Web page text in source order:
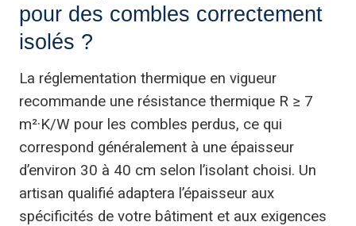
pour des combles correctement
isolés ?
La réglementation thermique en vigueur
recommande une résistance thermique R ≥ 7
m²·K/W pour les combles perdus, ce qui
correspond généralement à une épaisseur
d’environ 30 à 40 cm selon l’isolant choisi. Un
artisan qualifié adaptera l’épaisseur aux
spécificités de votre bâtiment et aux exigences